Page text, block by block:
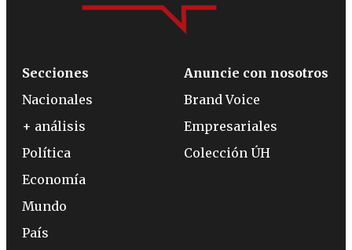
Secciones
Nacionales
+ análisis
Política
Economía
Mundo
País
Anuncie con nosotros
Brand Voice
Empresariales
Colección ÚH